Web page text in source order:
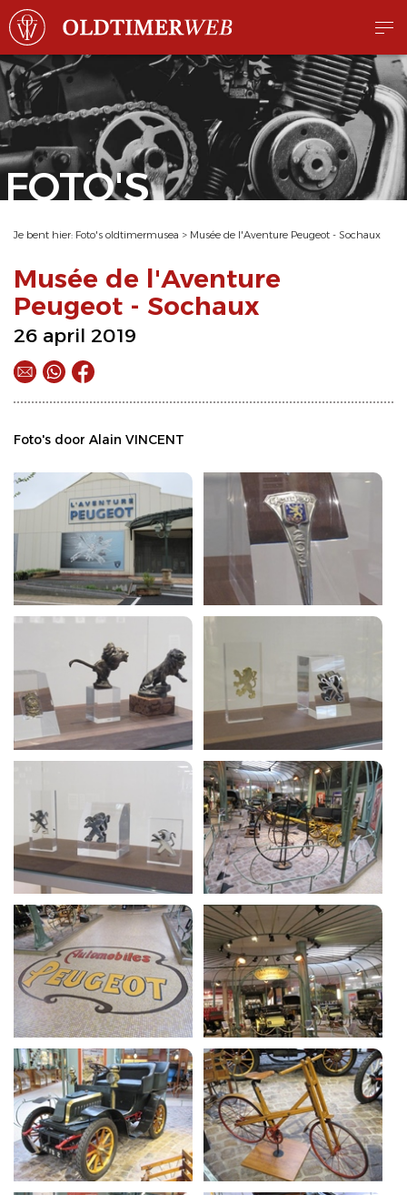
FOTO'S
Je bent hier: Foto's oldtimermusea > Musée de l'Aventure Peugeot - Sochaux
Musée de l'Aventure
Peugeot - Sochaux
26 april 2019
Foto's door Alain VINCENT